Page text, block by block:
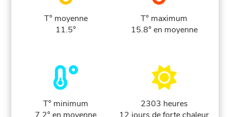
T° moyenne
11.5°
T° maximum
15.8° en moyenne
T° minimum
2303 heures